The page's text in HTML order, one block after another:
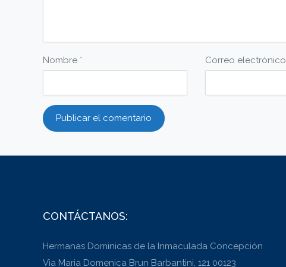
Nombre * Correo electrónico
CONTÁCTANOS:
Hermanas Dominicas de la Inmaculada Concepción
Via Maria Domenica Brun Barbantini, 121 00123